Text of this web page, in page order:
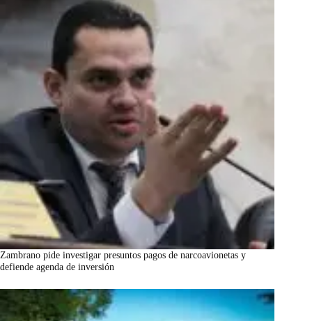
Zambrano pide investigar presuntos pagos de narcoavionetas y
defiende agenda de inversión